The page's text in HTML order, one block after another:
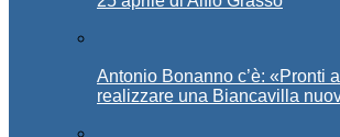
Antonio Bonanno c’è: «Pronti
realizzare una Biancavilla